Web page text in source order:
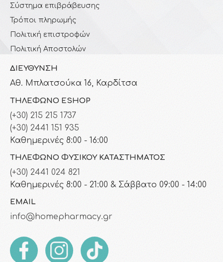
Σύστημα επιβράβευσης
Τρόποι πληρωμής
Πολιτική επιστροφών
Πολιτική Αποστολών
ΔΙΕΎΘΥΝΣΗ
Αθ. Μπλατσούκα 16, Καρδίτσα
ΤΗΛΈΦΩΝΟ ESHOP
(+30) 215 215 1737
(+30) 2441 151 935
Καθημερινές 8:00 - 16:00
ΤΗΛΈΦΩΝΟ ΦΥΣΙΚΟΎ ΚΑΤΑΣΤΉΜΑΤΟΣ
(+30) 2441 024 821
Καθημερινές 8:00 - 21:00 & Σάββατο 09:00 - 14:00
EMAIL
info@homepharmacy.gr